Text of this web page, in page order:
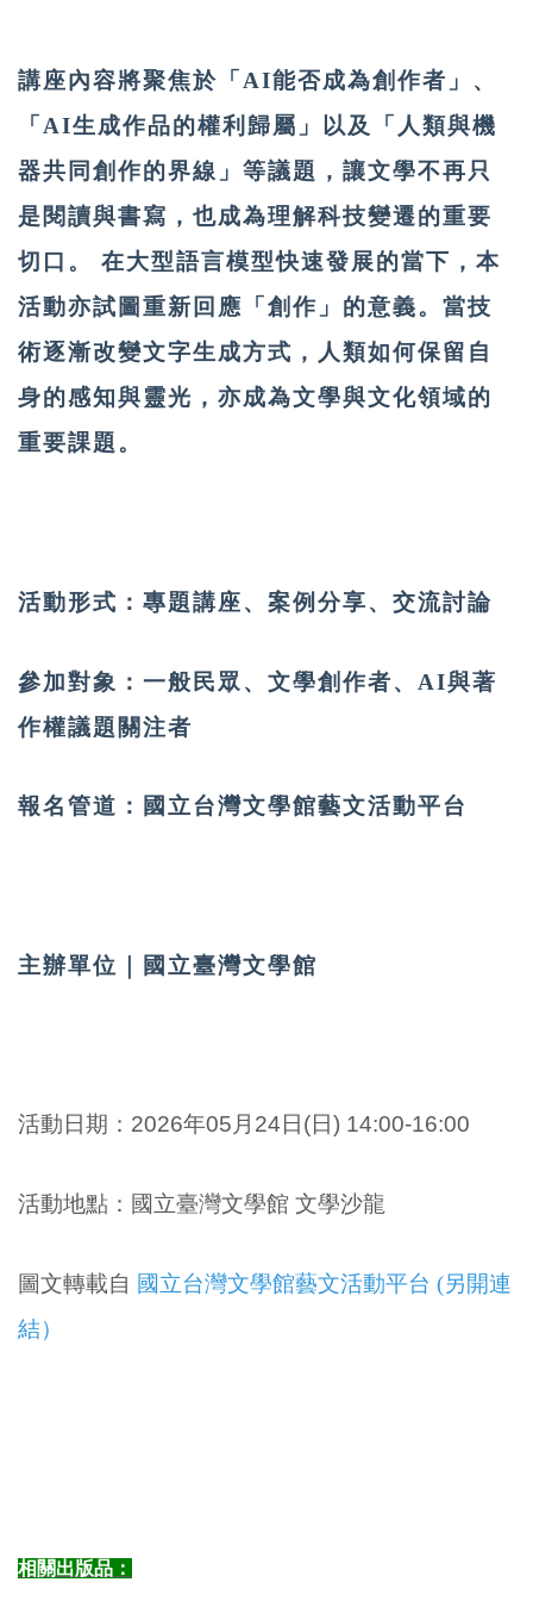
講座內容將聚焦於「AI能否成為創作者」、
「AI生成作品的權利歸屬」以及「人類與機
器共同創作的界線」等議題，讓文學不再只
是閱讀與書寫，也成為理解科技變遷的重要
切口。 在大型語言模型快速發展的當下，本
活動亦試圖重新回應「創作」的意義。當技
術逐漸改變文字生成方式，人類如何保留自
身的感知與靈光，亦成為文學與文化領域的
重要課題。
活動形式： 專題講座、案例分享、交流討論
參加對象： 一般民眾、文學創作者、AI與著
作權議題關注者
報名管道：國立台灣文學館藝文活動平台
主辦單位｜ 國立臺灣文學館
活動日期： 2026年05月24日(日) 14:00-16:00
活動地點：國立臺灣文學館 文學沙龍
圖文轉載自 國立台灣文學館藝文活動平台 (另開連
結）
相關出版品：